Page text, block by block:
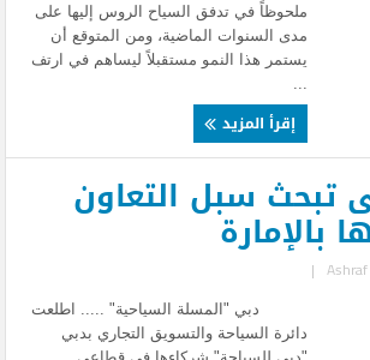
ملحوظاً في تدفق السياح الروس إليها على
مدى السنوات الماضية، ومن المتوقع أن
يستمر هذا النمو مستقبلاً ليساهم في ارتف
إقرأ المزيد
تبحث سبل التعاون
بالإمارة
|
دبي "المسلة السياحية" ..... اطلعت
دائرة السياحة والتسويق التجاري بدبي